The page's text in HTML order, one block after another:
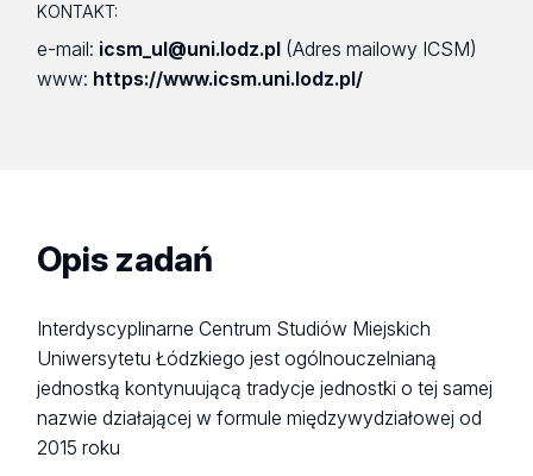
KONTAKT:
e-mail: icsm_ul@uni.lodz.pl (Adres mailowy ICSM)
www: https://www.icsm.uni.lodz.pl/
Opis zadań
Interdyscyplinarne Centrum Studiów Miejskich
Uniwersytetu Łódzkiego jest ogólnouczelnianą
jednostką kontynuującą tradycje jednostki o tej samej
nazwie działającej w formule międzywydziałowej od
2015 roku